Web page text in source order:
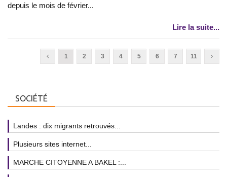
depuis le mois de février...
Lire la suite...
1 2 3 4 5 6 7 11
SOCIÉTÉ
Landes : dix migrants retrouvés...
Plusieurs sites internet...
MARCHE CITOYENNE A BAKEL :...